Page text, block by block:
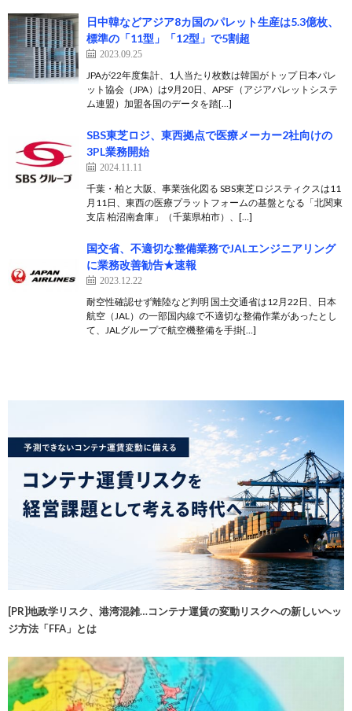
日中韓などアジア8カ国のパレット生産は5.3億枚、
標準の「11型」「12型」で5割超
2023.09.25
JPAが22年度集計、1人当たり枚数は韓国がトップ 日本パレ
ット協会（JPA）は9月20日、APSF（アジアパレットシステ
ム連盟）加盟各国のデータを踏[…]
SBS東芝ロジ、東西拠点で医療メーカー2社向けの
3PL業務開始
2024.11.11
千葉・柏と大阪、事業強化図る SBS東芝ロジスティクスは11
月11日、東西の医療プラットフォームの基盤となる「北関東
支店 柏沼南倉庫」（千葉県柏市）、[…]
国交省、不適切な整備業務でJALエンジニアリング
に業務改善勧告★速報
2023.12.22
耐空性確認せず離陸など判明 国土交通省は12月22日、日本
航空（JAL）の一部国内線で不適切な整備作業があったとし
て、JALグループで航空機整備を手掛[…]
[PR]地政学リスク、港湾混雑…コンテナ運賃の変動リスクへの新しいヘッ
ジ方法「FFA」とは